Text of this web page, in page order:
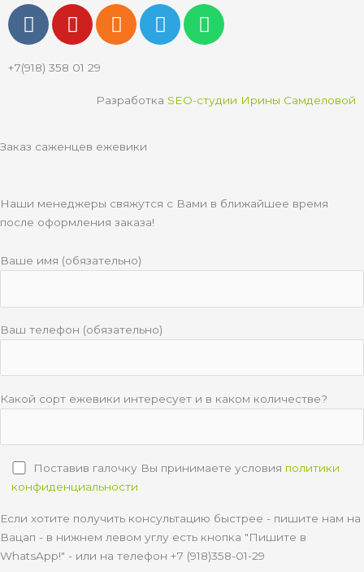
V
k
Y
o
t
O
d
k
l
s
n
i
i
T
e
g
W
h
s
a
+7(918) 358 01 29
Разработка SEO-студии Ирины Самделовой
Заказ саженцев ежевики
Наши менеджеры свяжутся с Вами в ближайшее время
после оформления заказа!
Ваше имя (обязательно)
Ваш телефон (обязательно)
Какой сорт ежевики интересует и в каком количестве?
Поставив галочку Вы принимаете условия политики
конфиденциальности
Если хотите получить консультацию быстрее - пишите нам на
Вацап - в нижнем левом углу есть кнопка "Пишите в
WhatsApp!" - или на телефон +7 (918)358-01-29